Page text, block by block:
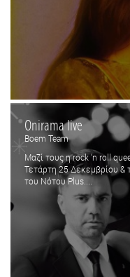
Onirama live
Boem Team
Μαζί τους η rock ‘n roll
Τετάρτη 25 Δεκεμβρίου &
του Νότου Plus....